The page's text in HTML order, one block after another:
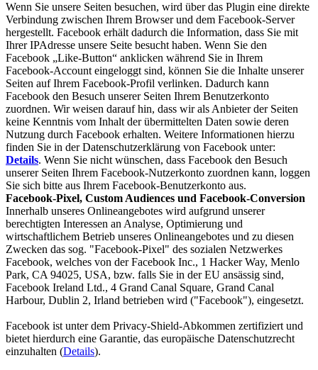
Wenn Sie unsere Seiten besuchen, wird über das Plugin eine direkte
Verbindung zwischen Ihrem Browser und dem Facebook-Server
hergestellt. Facebook erhält dadurch die Information, dass Sie mit
Ihrer IPAdresse unsere Seite besucht haben. Wenn Sie den
Facebook „Like-Button“ anklicken während Sie in Ihrem
Facebook-Account eingeloggt sind, können Sie die Inhalte unserer
Seiten auf Ihrem Facebook-Profil verlinken. Dadurch kann
Facebook den Besuch unserer Seiten Ihrem Benutzerkonto
zuordnen. Wir weisen darauf hin, dass wir als Anbieter der Seiten
keine Kenntnis vom Inhalt der übermittelten Daten sowie deren
Nutzung durch Facebook erhalten. Weitere Informationen hierzu
finden Sie in der Datenschutzerklärung von Facebook unter:
Details. Wenn Sie nicht wünschen, dass Facebook den Besuch
unserer Seiten Ihrem Facebook-Nutzerkonto zuordnen kann, loggen
Sie sich bitte aus Ihrem Facebook-Benutzerkonto aus.
Facebook-Pixel, Custom Audiences und Facebook-Conversion
Innerhalb unseres Onlineangebotes wird aufgrund unserer
berechtigten Interessen an Analyse, Optimierung und
wirtschaftlichem Betrieb unseres Onlineangebotes und zu diesen
Zwecken das sog. "Facebook-Pixel" des sozialen Netzwerkes
Facebook, welches von der Facebook Inc., 1 Hacker Way, Menlo
Park, CA 94025, USA, bzw. falls Sie in der EU ansässig sind,
Facebook Ireland Ltd., 4 Grand Canal Square, Grand Canal
Harbour, Dublin 2, Irland betrieben wird ("Facebook"), eingesetzt.
Facebook ist unter dem Privacy-Shield-Abkommen zertifiziert und
bietet hierdurch eine Garantie, das europäische Datenschutzrecht
einzuhalten (Details).